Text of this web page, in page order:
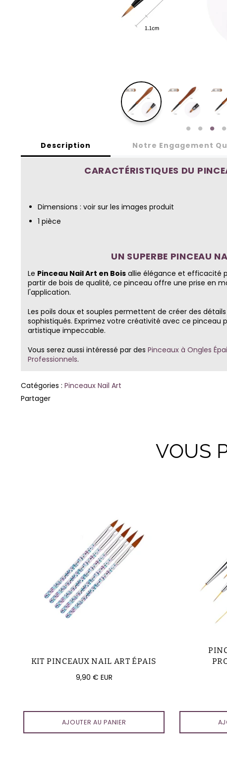
Description Notre Engagement
CARACTÉRISTIQUES DU
Dimensions : voir sur les images produit
1 pièce
UN SUPERBE PINCEAU
Le Pinceau Nail Art en Bois allie élégance et efficacité
partir de bois de qualité, ce pinceau offre une prise en
l'application.
Les poils doux et souples permettent de créer des
sophistiqués. Exprimez votre créativité avec ce pinceau
artistique impeccable.
Vous serez aussi intéressé par des Pinceaux à Ongles
Professionnels.
Catégories : Pinceaux Nail Art
Partager
VOUS
KIT PINCEAUX NAIL ART ÉPAIS
Prix
9,90 € EUR
AJOUTER AU PANIER